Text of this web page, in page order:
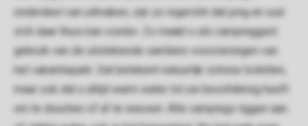
onderdeel van uitmaken, zijn zo ingericht dat jong en oud
zich daar thuis kan voelen. Zo maakt u als campinggast
gebruik van de uitstekende sanitaire voorzieningen van
het vakantiepark. Dat betekent natuurlijk schone toiletten,
maar ook dat u altijd warm water tot uw beschikking heeft
om te douchen of af te wassen. Alle campings liggen aan